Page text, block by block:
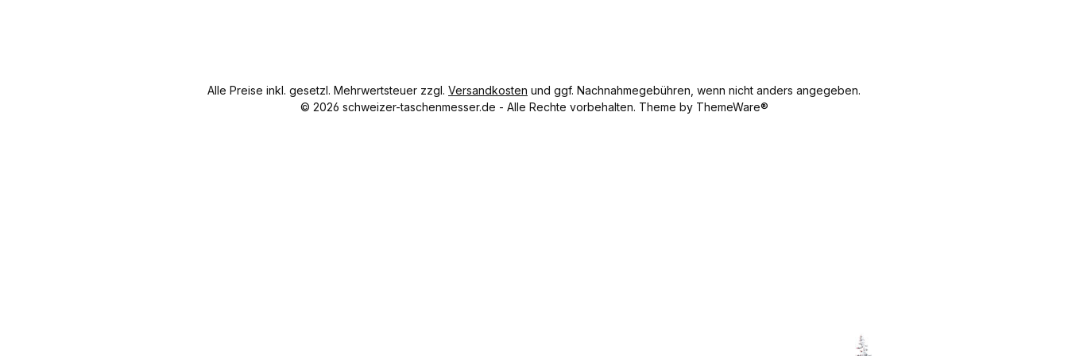
Alle Preise inkl. gesetzl. Mehrwertsteuer zzgl. Versandkosten und ggf. Nachnahmegebühren, wenn nicht anders angegeben.
© 2026 schweizer-taschenmesser.de - Alle Rechte vorbehalten. Theme by ThemeWare®